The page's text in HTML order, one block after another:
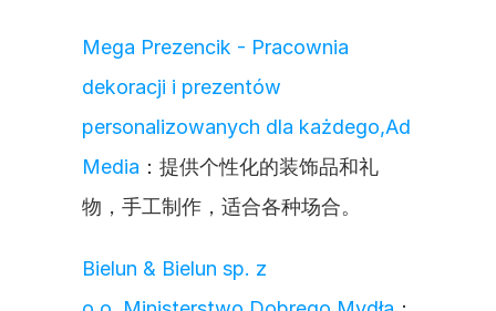
Mega Prezencik - Pracownia
dekoracji i prezentów
personalizowanych dla każdego,Ad
Media ：提供个性化的装饰品和礼
物，手工制作，适合各种场合。
Bielun & Bielun sp. z